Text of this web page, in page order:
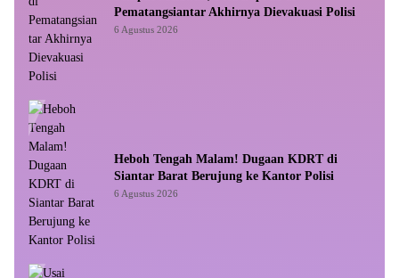
Pematangsiantar Akhirnya Dievakuasi Polisi
6 Agustus 2026
Heboh Tengah Malam! Dugaan KDRT di
Siantar Barat Berujung ke Kantor Polisi
6 Agustus 2026